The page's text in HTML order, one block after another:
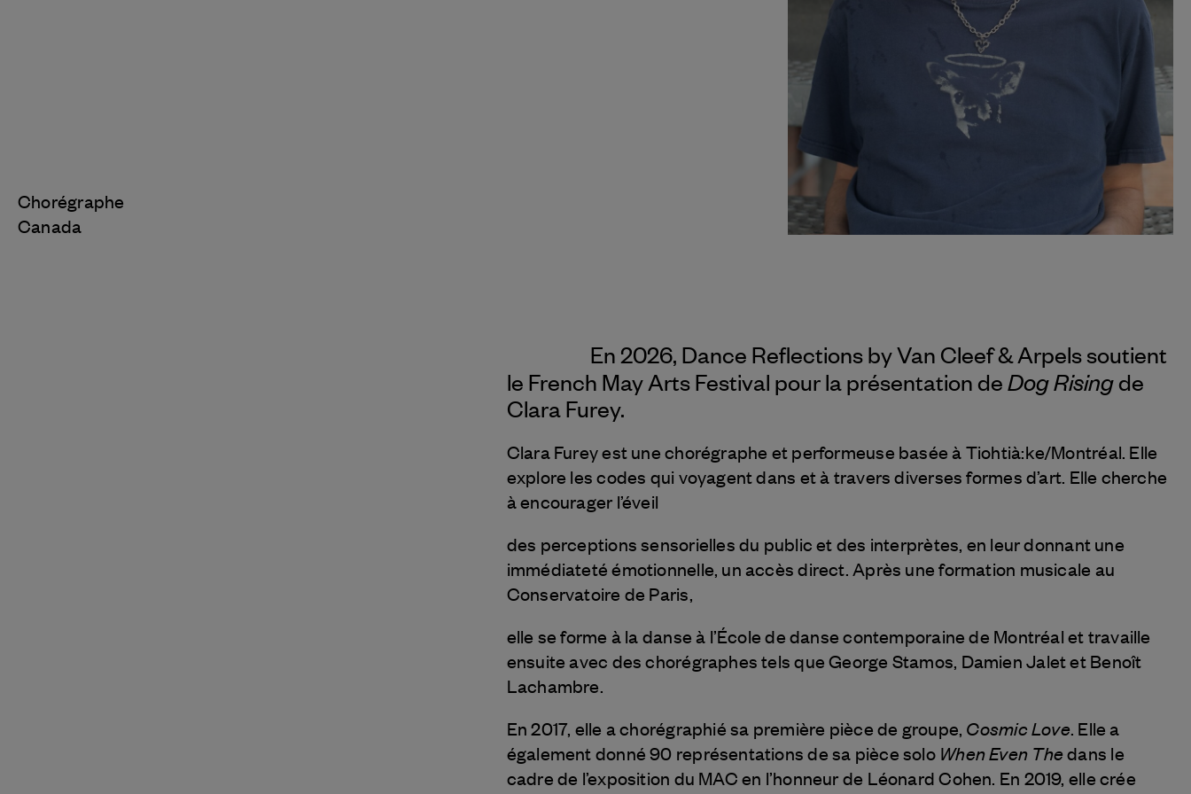
Chorégraphe
Canada
En 2026, Dance Reflections byVan Cleef & Arpelssoutient
le French May Arts Festival pour la présentation de Dog Risingde
Clara Furey.
Clara Furey est une chorégraphe et performeuse basée à Tiohtià:ke/Montréal. Elle
explore les codes qui voyagent dans et à travers diverses formes d’art. Elle cherche
à encourager l’éveil
des perceptions sensorielles du public et des interprètes, en leur donnant une
immédiateté émotionnelle, un accès direct. Après une formation musicale au
Conservatoire de Paris,
elle se forme à la danse à l’École de danse contemporaine de Montréal et travaille
ensuite avec des chorégraphes tels que George Stamos, Damien Jalet et Benoît
Lachambre.
En 2017, elle a chorégraphié sa première pièce de groupe, Cosmic Love. Elle a
également donné 90 représentations de sa pièce solo When Even The dans le
cadre de l’exposition du MAC en l’honneur de Léonard Cohen. En 2019, elle crée